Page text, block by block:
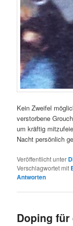
Kein Zweifel
verstorbene
um kräftig
Nacht persönlich
Veröffentlicht unter
Verschlagwortet mit
Antworten
Doping für